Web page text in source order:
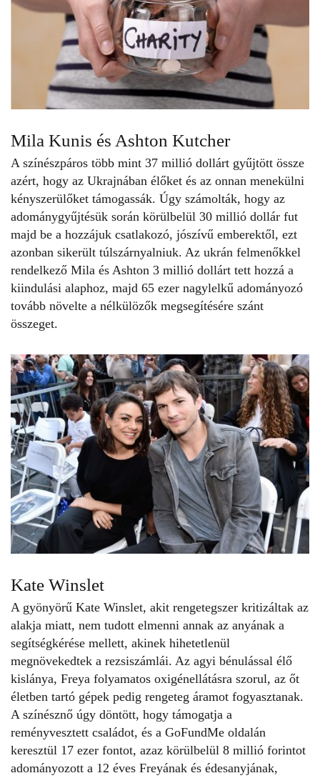
Mila Kunis és Ashton Kutcher
A színészpáros több mint 37 millió dollárt gyűjtött össze
azért, hogy az Ukrajnában élőket és az onnan menekülni
kényszerülőket támogassák. Úgy számolták, hogy az
adománygyűjtésük során körülbelül 30 millió dollár fut
majd be a hozzájuk csatlakozó, jószívű emberektől, ezt
azonban sikerült túlszárnyalniuk. Az ukrán felmenőkkel
rendelkező Mila és Ashton 3 millió dollárt tett hozzá a
kiindulási alaphoz, majd 65 ezer nagylelkű adományozó
tovább növelte a nélkülözők megsegítésére szánt
összeget.
Kate Winslet
A gyönyörű Kate Winslet, akit rengetegszer kritizáltak az
alakja miatt, nem tudott elmenni annak az anyának a
segítségkérése mellett, akinek hihetetlenül
megnövekedtek a rezsiszámlái. Az agyi bénulással élő
kislánya, Freya folyamatos oxigénellátásra szorul, az őt
életben tartó gépek pedig rengeteg áramot fogyasztanak.
A színésznő úgy döntött, hogy támogatja a
reményvesztett családot, és a GoFundMe oldalán
keresztül 17 ezer fontot, azaz körülbelül 8 millió forintot
adományozott a 12 éves Freyának és édesanyjának,